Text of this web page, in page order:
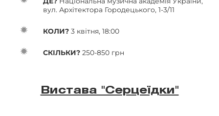
вул. Архітектора Городецького, 1-3/11
КОЛИ? 3 квітня, 18:00
СКІЛЬКИ? 250-850 грн
Вистава "Серцеїдки"